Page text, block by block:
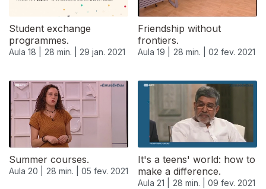
Student exchange
programmes.
Aula 18 | 28 min. | 29 jan. 2021
Friendship without
frontiers.
Aula 19 | 28 min. | 02 fev. 2021
Summer courses.
Aula 20 | 28 min. | 05 fev. 2021
It's a teens' world: how to
make a difference.
Aula 21 | 28 min. | 09 fev. 2021